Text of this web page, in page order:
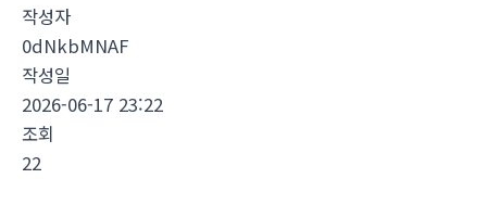
작성자
0dNkbMNAF
작성일
2026-06-17 23:22
조회
22